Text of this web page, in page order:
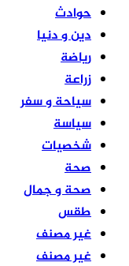
حوادث
دين و دنيا
رياضة
زراعة
سياحة و سفر
سياسة
شخصيات
صحة
صحة و جمال
طقس
غير مصنف
غير مصنف